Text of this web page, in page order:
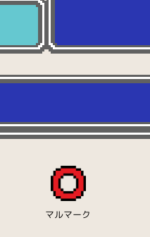
マルマーク